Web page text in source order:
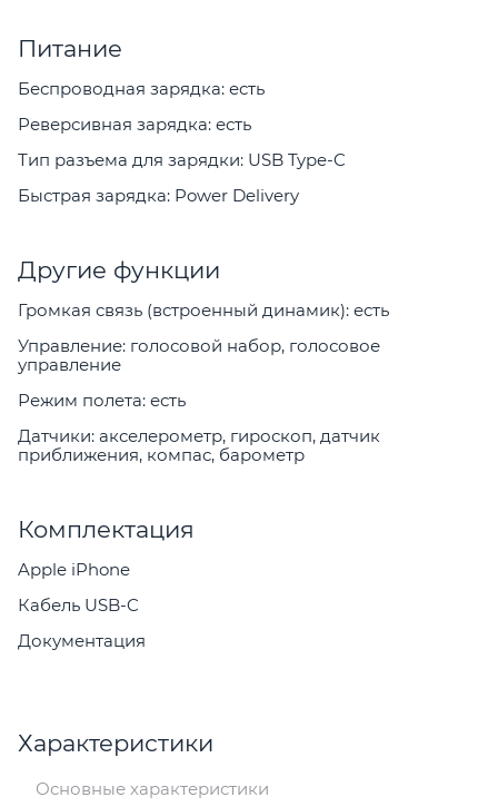
Питание
Беспроводная зарядка: есть
Реверсивная зарядка: есть
Тип разъема для зарядки: USB Type-C
Быстрая зарядка: Power Delivery
Другие функции
Громкая связь (встроенный динамик): есть
Управление: голосовой набор, голосовое
управление
Режим полета: есть
Датчики: акселерометр, гироскоп, датчик
приближения, компас, барометр
Комплектация
Apple iPhone
Кабель USB-C
Документация
Характеристики
Основные характеристики